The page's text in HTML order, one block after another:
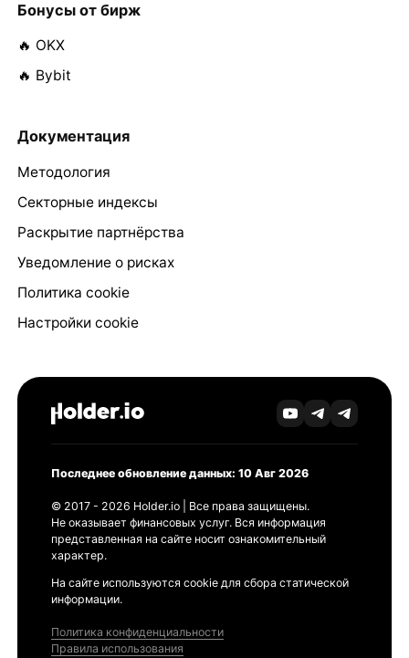
Бонусы от бирж
🔥 OKX
🔥 Bybit
Документация
Методология
Секторные индексы
Раскрытие партнёрства
Уведомление о рисках
Политика cookie
Настройки cookie
Последнее обновление данных: 10 Авг 2026
© 2017 - 2026 Holder.io | Все права защищены.
Не оказывает финансовых услуг. Вся информация
представленная на сайте носит ознакомительный
характер.
На сайте используются cookie для сбора статической
информации.
Политика конфиденциальности
Правила использования